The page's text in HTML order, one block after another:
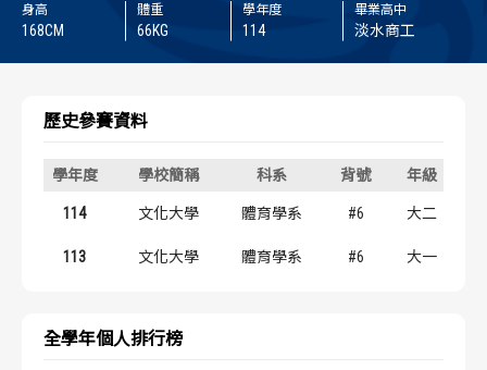
球隊資訊
歷屆冠軍
歷屆個人獎得主
球隊資訊
歷屆冠軍
歷屆個人獎得主
新聞
身高
168CM
體重
66KG
學年度
114
畢業高中
淡水商工
歷史參賽資料
學年度 學校簡稱 科系 背號 年級
114 文化大學 體育學系 #6 大二
113 文化大學 體育學系 #6 大一
全學年個人排行榜